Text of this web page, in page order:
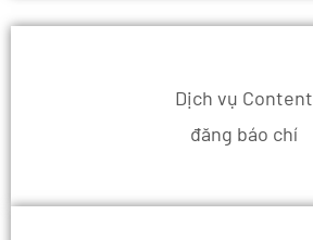
Dịch vụ Content
đăng báo chí